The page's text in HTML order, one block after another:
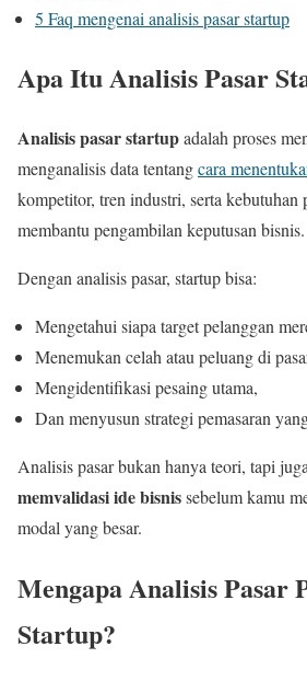
5 Faq mengenai analisis pasar startup
Apa Itu Analisis Pasar
Analisis pasar startupadalah proses
menganalisis data tentangcara
kompetitor, tren industri, serta kebutuhan
membantu pengambilan keputusan bisnis.
Dengan analisis pasar, startup bisa:
Mengetahui siapa target pelanggan
Menemukan celah atau peluang di
Mengidentifikasi pesaing utama,
Dan menyusun strategi pemasaran
Analisis pasar bukan hanya teori, tapi
memvalidasi ide bisnissebelum kamu
modal yang besar.
Mengapa Analisis Pasar
Startup?